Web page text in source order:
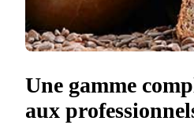
Une gamme
aux